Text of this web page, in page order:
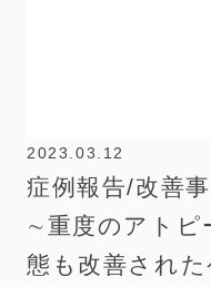
2023.03.12
症例報告/改善
∼重度のアトピ
態も改善された